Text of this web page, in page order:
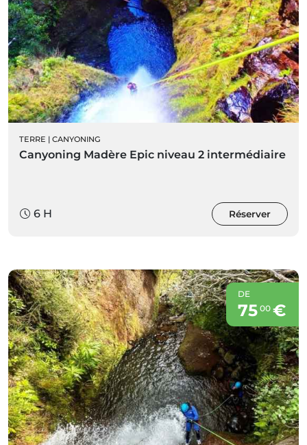
TERRE | CANYONING
Canyoning Madère Epic niveau 2 intermédiaire
6 H Réserver
DE
75 00€